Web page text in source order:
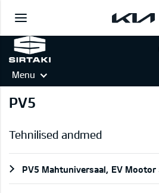
Menu
PV5
Tehnilised andmed
PV5 Mahtuniversaal, EV Mootor